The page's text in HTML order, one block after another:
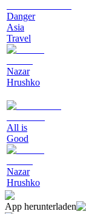
Danger
Asia
Travel
Nazar
Hrushko
All is
Good
Nazar
Hrushko
App herunterladen